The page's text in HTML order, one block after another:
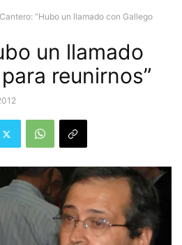
Cantero: “Hubo un llamado con Gallego
un llamado
reunirnos”